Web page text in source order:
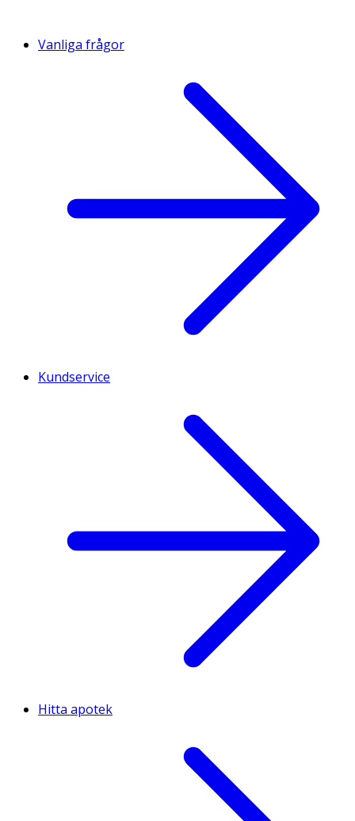
Vanliga frågor
Kundservice
Hitta apotek